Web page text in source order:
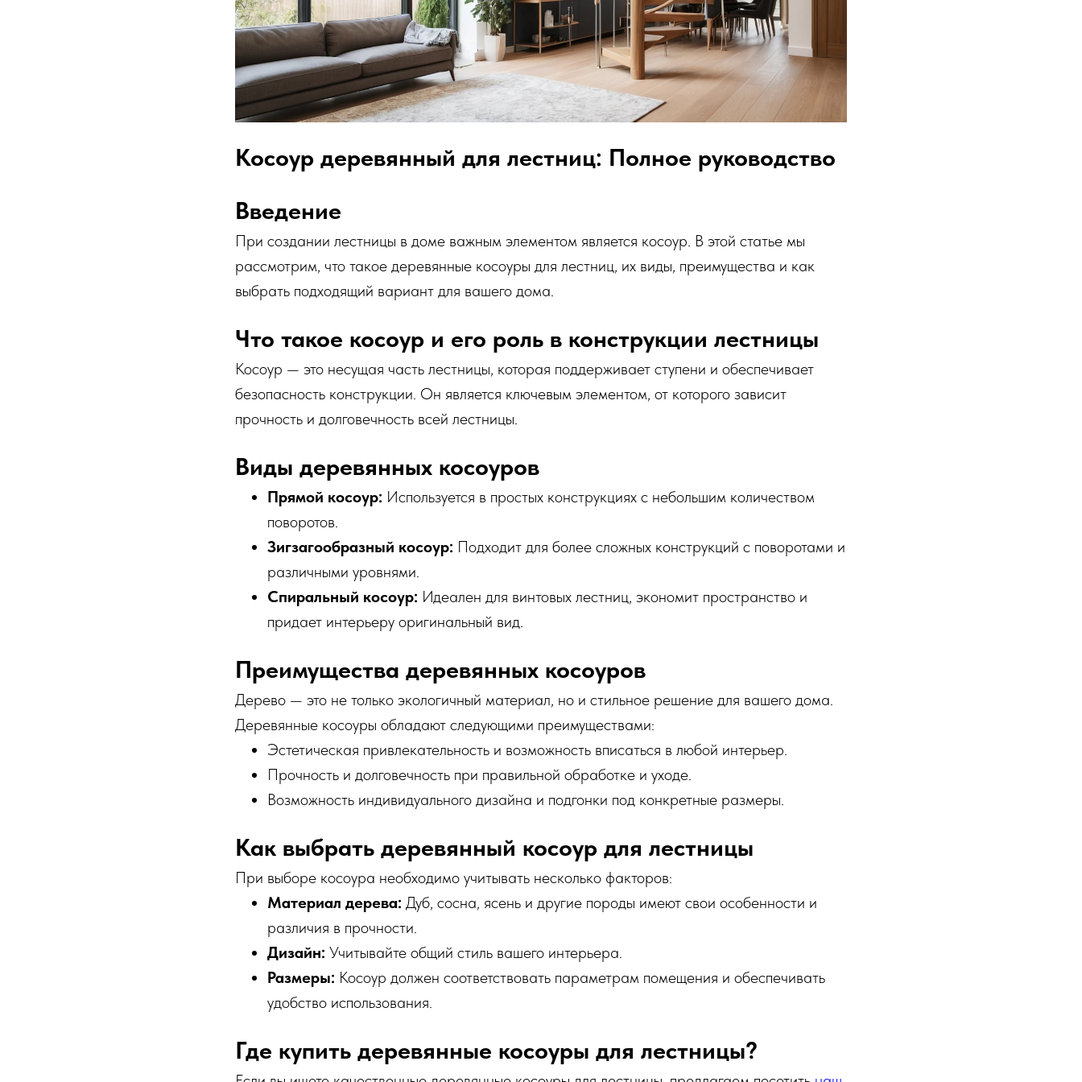
Косоур деревянный для лестниц: Полное руководство
Введение
При создании лестницы в доме важным элементом является косоур. В этой статье мы
рассмотрим, что такое деревянные косоуры для лестниц, их виды, преимущества и как
выбрать подходящий вариант для вашего дома.
Что такое косоур и его роль в конструкции лестницы
Косоур — это несущая часть лестницы, которая поддерживает ступени и обеспечивает
безопасность конструкции. Он является ключевым элементом, от которого зависит
прочность и долговечность всей лестницы.
Виды деревянных косоуров
Прямой косоур: Используется в простых конструкциях с небольшим количеством
поворотов.
Зигзагообразный косоур: Подходит для более сложных конструкций с поворотами и
различными уровнями.
Спиральный косоур: Идеален для винтовых лестниц, экономит пространство и
придает интерьеру оригинальный вид.
Преимущества деревянных косоуров
Дерево — это не только экологичный материал, но и стильное решение для вашего дома.
Деревянные косоуры обладают следующими преимуществами:
Эстетическая привлекательность и возможность вписаться в любой интерьер.
Прочность и долговечность при правильной обработке и уходе.
Возможность индивидуального дизайна и подгонки под конкретные размеры.
Как выбрать деревянный косоур для лестницы
При выборе косоура необходимо учитывать несколько факторов:
Материал дерева: Дуб, сосна, ясень и другие породы имеют свои особенности и
различия в прочности.
Дизайн: Учитывайте общий стиль вашего интерьера.
Размеры: Косоур должен соответствовать параметрам помещения и обеспечивать
удобство использования.
Где купить деревянные косоуры для лестницы?